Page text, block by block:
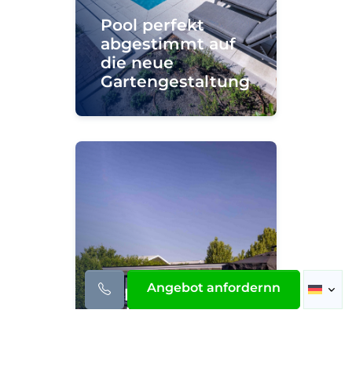
Pool perfekt
abgestimmt auf
die neue
Gartengestaltung
Hellgrauer
Swimmingpool
Angebot anfordernn